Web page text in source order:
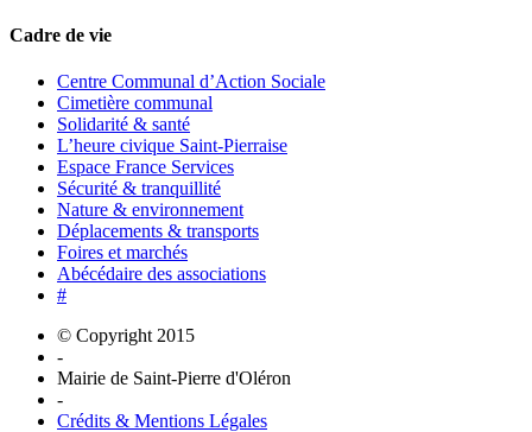
Cadre de vie
Centre Communal d’Action Sociale
Cimetière communal
Solidarité & santé
L’heure civique Saint-Pierraise
Espace France Services
Sécurité & tranquillité
Nature & environnement
Déplacements & transports
Foires et marchés
Abécédaire des associations
#
© Copyright 2015
-
Mairie de Saint-Pierre d'Oléron
-
Crédits & Mentions Légales